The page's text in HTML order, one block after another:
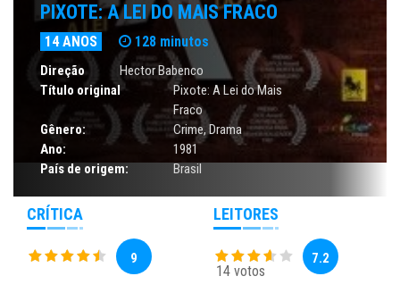
PIXOTE: A LEI DO MAIS FRACO
14 ANOS 128 minutos
Direção
Hector Babenco
Título original
Pixote: A Lei do Mais
Fraco
Gênero:
Crime, Drama
Ano:
1981
País de origem:
Brasil
CRÍTICA
9
LEITORES
14 votos
7.2